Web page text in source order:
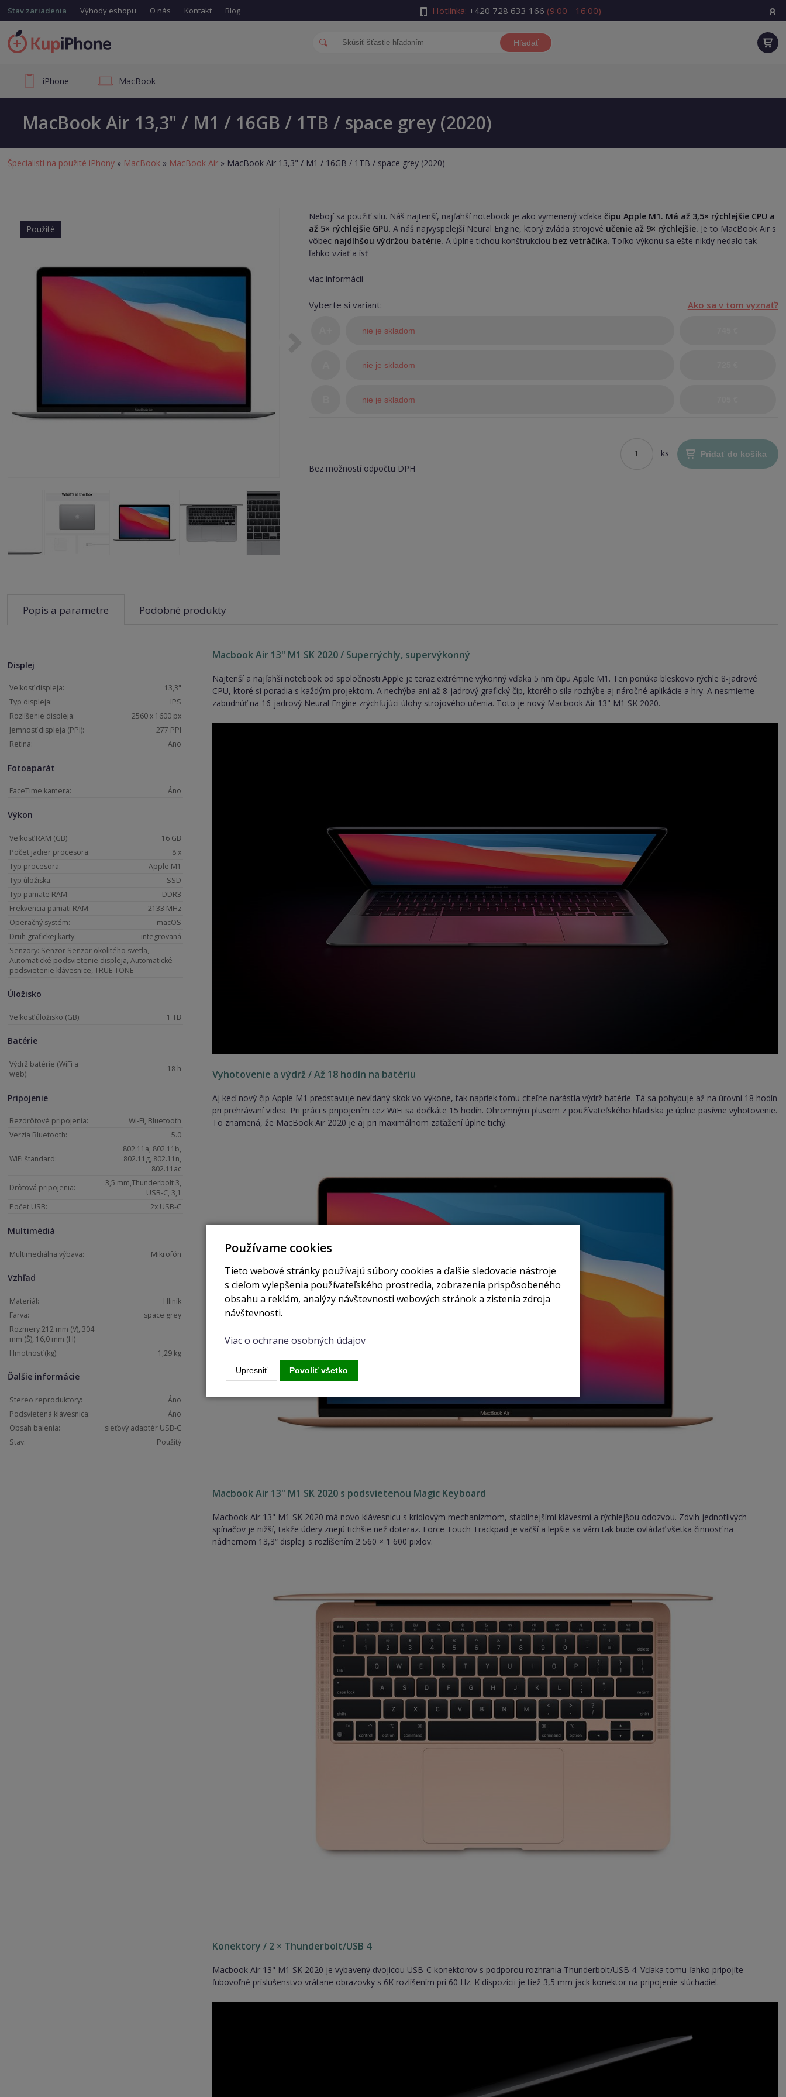
Stav zariadenia Výhody eshopu O nás Kontakt Blog Hotlinka: +420 728 633 166 (9:00 - 16:00)
Hľadať
iPhone MacBook
MacBook Air 13,3" / M1 / 16GB / 1TB / space grey (2020)
Špecialisti na použité iPhony » MacBook » MacBook Air » MacBook Air 13,3" / M1 / 16GB / 1TB / space grey (2020)
Použité
Nebojí sa použiť silu. Náš najtenší, najľahší notebook je ako vymenený vďakačipu Apple M1. Má až 3,5× rýchlejšie CPU a
až 5× rýchlejšie GPU. A náš najvyspelejší Neural Engine, ktorý zvláda strojové učenie až 9× rýchlejšie. Je to MacBook Air s
vôbec najdlhšou výdržou batérie. A úplne tichou konštrukciou bez vetráčika. Toľko výkonu sa ešte nikdy nedalo tak
ľahko vziať a ísť
viac informácií
Vyberte si variant: Ako sa v tom vyznať?
nie je skladom
nie je skladom
nie je skladom
Bez možností odpočtu DPH
ks Pridať do košíka
Popis a parametre Podobné produkty
Displej
Veľkosť displeja:
13,3"
Typ displeja:
IPS
Rozlíšenie displeja:
2560 x 1600 px
Jemnosť displeja (PPI):
277 PPI
Retina:
Ano
Fotoaparát
FaceTime kamera: Áno
Výkon
Veľkosť RAM (GB):
16 GB
Počet jadier procesora:
8 x
Typ procesora:
Apple M1
Typ úložiska:
SSD
Typ pamäte RAM:
DDR3
Frekvencia pamäti RAM:
2133 MHz
Operačný systém:
macOS
Druh grafickej karty:
integrovaná
Senzory: Senzor Senzor okolitého svetla,
Automatické podsvietenie displeja, Automatické
podsvietenie klávesnice, TRUE TONE
Úložisko
Veľkosť úložisko (GB): 1 TB
Batérie
Výdrž batérie (WiFi a
web):
18 h
Pripojenie
Bezdrôtové pripojenia:
Wi-Fi, Bluetooth
Verzia Bluetooth:
5.0
WiFi štandard:
802.11a, 802.11b,
802.11g, 802.11n,
802.11ac
Drôtová pripojenia:
3,5 mm,Thunderbolt 3,
USB-C, 3,1
Počet USB:
2x USB-C
Multimédiá
Multimediálna výbava: Mikrofón
Vzhľad
Materiál:
Hliník
Farva:
space grey
Rozmery 212 mm (V), 304
mm (Š), 16,0 mm (H)
Hmotnosť (kg):
1,29 kg
Ďalšie informácie
Stereo reproduktory:
Áno
Podsvietená klávesnica:
Áno
Obsah balenia:
sieťový adaptér USB-C
Stav:
Použitý
Macbook Air 13" M1 SK 2020 / Superrýchly, supervýkonný
Najtenší a najľahší notebook od spoločnosti Apple je teraz extrémne výkonný vďaka 5 nm čipu Apple M1. Ten ponúka bleskovo rýchle 8-jadrové
CPU, ktoré si poradia s každým projektom. A nechýba ani až 8-jadrový grafický čip, ktorého sila rozhýbe aj náročné aplikácie a hry. A nesmieme
zabudnúť na 16-jadrový Neural Engine zrýchľujúci úlohy strojového učenia. Toto je nový Macbook Air 13" M1 SK 2020.
Vyhotovenie a výdrž / Až 18 hodín na batériu
Aj keď nový čip Apple M1 predstavuje nevídaný skok vo výkone, tak napriek tomu citeľne narástla výdrž batérie. Tá sa pohybuje až na úrovni 18 hodín
pri prehrávaní videa. Pri práci s pripojením cez WiFi sa dočkáte 15 hodín. Ohromným plusom z používateľského hľadiska je úplne pasívne vyhotovenie.
To znamená, že MacBook Air 2020 je aj pri maximálnom zaťažení úplne tichý.
Macbook Air 13" M1 SK 2020 s podsvietenou Magic Keyboard
Macbook Air 13" M1 SK 2020 má novo klávesnicu s krídlovým mechanizmom, stabilnejšími klávesmi a rýchlejšou odozvou. Zdvih jednotlivých
spínačov je nižší, takže údery znejú tichšie než doteraz. Force Touch Trackpad je väčší a lepšie sa vám tak bude ovládať všetka činnosť na
nádhernom 13,3“ displeji s rozlíšením 2 560 × 1 600 pixlov.
Konektory / 2 × Thunderbolt/USB 4
Macbook Air 13" M1 SK 2020 je vybavený dvojicou USB-C konektorov s podporou rozhrania Thunderbolt/USB 4. Vďaka tomu ľahko pripojíte
ľubovoľné príslušenstvo vrátane obrazovky s 6K rozlíšením pri 60 Hz. K dispozícii je tiež 3,5 mm jack konektor na pripojenie slúchadiel.
Používame cookies
Tieto webové stránky používajú súbory cookies a ďalšie sledovacie nástroje
s cieľom vylepšenia používateľského prostredia, zobrazenia prispôsobeného
obsahu a reklám, analýzy návštevnosti webových stránok a zistenia zdroja
návštevnosti.
Viac o ochrane osobných údajov
Upresniť Povoliť všetko